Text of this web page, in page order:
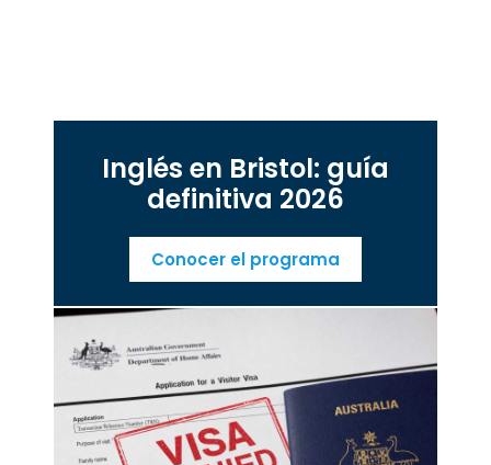
Inglés en Bristol: guía
definitiva 2026
Conocer el programa